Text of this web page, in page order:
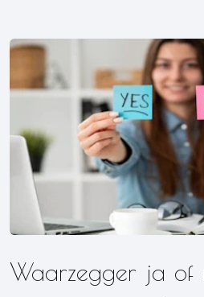
Waarzegger ja of